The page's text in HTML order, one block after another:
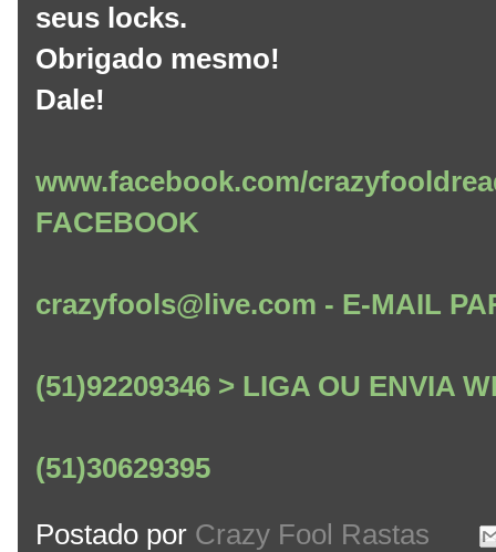
seus locks.
Obrigado mesmo!
Dale!
www.facebook.com/
FACEBOOK
crazyfools@live.com - E-MAIL
(51)92209346 > LIGA OU ENVIA
(51)30629395
Postado por Crazy Fool Rastas